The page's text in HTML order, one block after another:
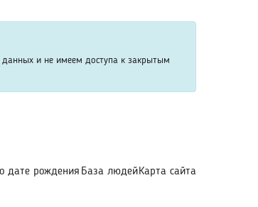
и не имеем доступа к закрытым
дате рождения База людейКарта сайта